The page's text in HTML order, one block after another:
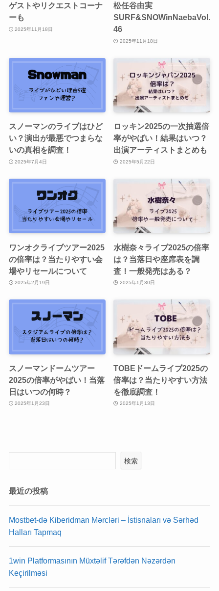
ゲストやリクエストコーナ
ーも
2025年11月18日
松任谷由実
SURF&SNOWinNaebaVol.
46
2025年11月18日
スノーマンのライブはひど
い？演出が最悪でつまらな
いの真相を調査！
2025年7月4日
ロッキン2025の一次抽選倍
率がやばい！結果はいつ？
出演アーティストまとめも
2025年5月22日
ワンオクライブツアー2025
の倍率は？当たりやすい会
場やリセールについて
2025年2月19日
水樹奈々ライブ2025の倍率
は？当落日や座席表を調
査！一般発売はある？
2025年1月30日
スノーマンドームツアー
2025の倍率がやばい！当落
日はいつの何時？
2025年1月23日
TOBEドームライブ2025の
倍率は？当たりやすい方法
を徹底調査！
2025年1月13日
検索
最近の投稿
Mostbet-də Kiberidman Mərcləri – İstisnaları və Sərhəd
Halları Tapmaq
1win Platformasının Müxtəlif Tərəfdən Nəzərdən
Keçirilməsi